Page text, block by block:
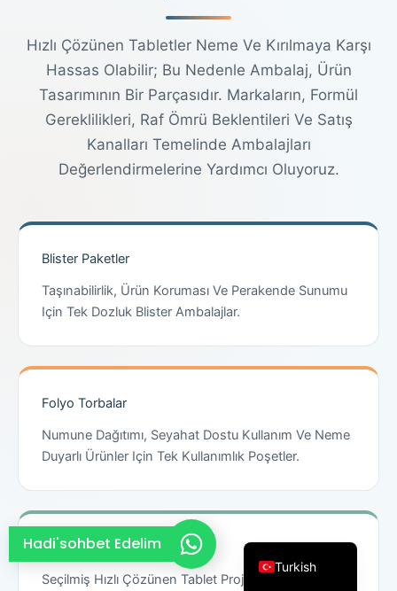
Hızlı Çözünen Tabletler Neme Ve Kırılmaya Karşı
Hassas Olabilir; Bu Nedenle Ambalaj, Ürün
Tasarımının Bir Parçasıdır. Markaların, Formül
Gereklilikleri, Raf Ömrü Beklentileri Ve Satış
Kanalları Temelinde Ambalajları
Değerlendirmelerine Yardımcı Oluyoruz.
Blister Paketler
Taşınabilirlik, Ürün Koruması Ve Perakende Sunumu
Için Tek Dozluk Blister Ambalajlar.
Folyo Torbalar
Numune Dağıtımı, Seyahat Dostu Kullanım Ve Neme
Duyarlı Ürünler Için Tek Kullanımlık Poşetler.
Şerit Paketler
Seçilmiş Hızlı Çözünen Tablet Projeleri Ve Taşınabilir
Hadi'sohbet Edelim
Turkish
German
Korean